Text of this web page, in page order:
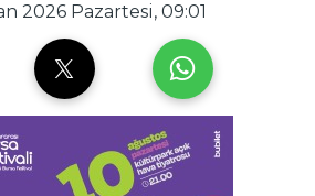
2026 Pazartesi, 09:01